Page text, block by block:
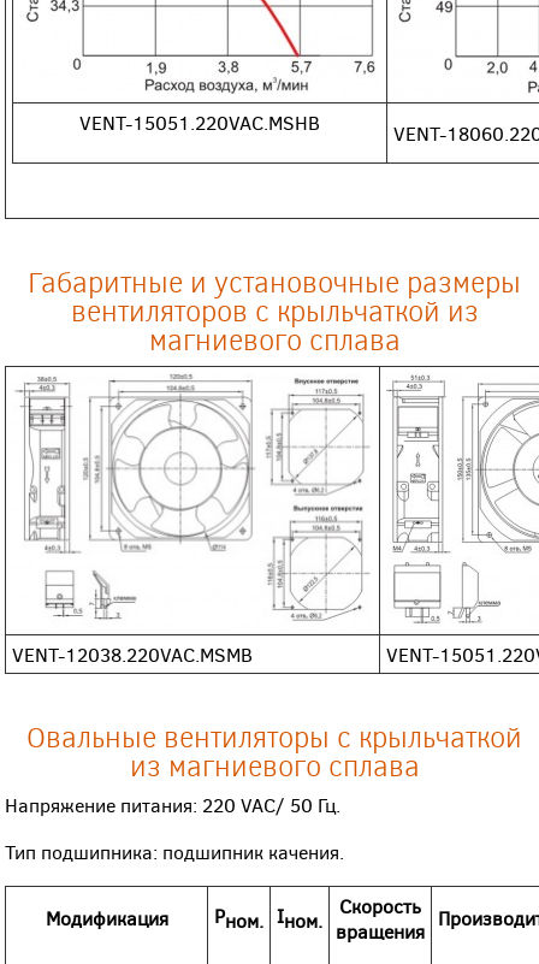
VENT-15051.220VAC.MSHB VENT-
Габаритные и установочные размеры
вентиляторов с крыльчаткой из
магниевого сплава
VENT-12038.220VAC.MSMB VENT-
Овальные вентиляторы с крыльчаткой
из магниевого сплава
Напряжение питания: 220 VAC/ 50 Гц.
Тип подшипника: подшипник качения.
Модификация Pном. Iном.
Скорость
вращения
Произво